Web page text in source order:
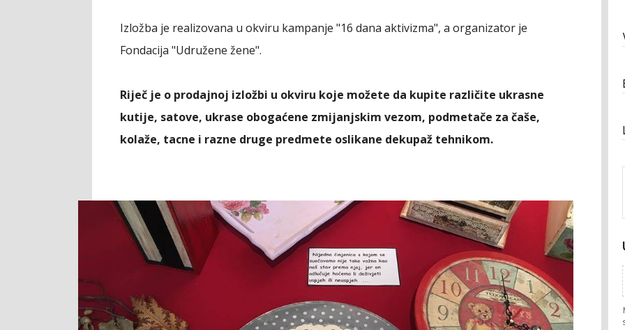
Izložba je realizovana u okviru kampanje "16 dana aktivizma", a organizator je
Fondacija "Udružene žene".
Riječ je o prodajnoj izložbi u okviru koje možete da kupite različite ukrasne
kutije, satove, ukrase obogaćene zmijanjskim vezom, podmetače za čaše,
kolaže, tacne i razne druge predmete oslikane dekupaž tehnikom.